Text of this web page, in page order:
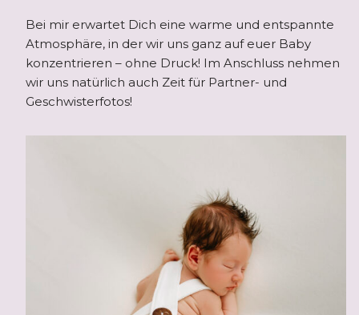
Bei mir erwartet Dich eine warme und entspannte
Atmosphäre, in der wir uns ganz auf euer Baby
konzentrieren – ohne Druck! Im Anschluss nehmen
wir uns natürlich auch Zeit für Partner- und
Geschwisterfotos!